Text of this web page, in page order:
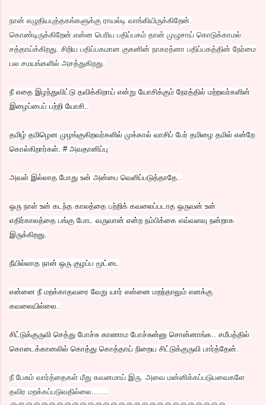
நான் எழுதியபுத்தகங்களுக்கு ராயல்டி வாங்கியிருக்கிறேன்.
கொண்டிருக்கிறேன்.என்ன பெரிய பதிப்பகம் தான் முழுசாய் கொடுக்காமல்
சத்தாய்க்கிறது. சிறிய பதிப்பகமான குகனின் நாகரத்னா பதிப்பகத்தின் நேர்மை
பல சமயங்களில் அசத்துகிறது.
நீ எதை இழந்துவிட்டு தவிக்கிறாய் என்று யோசிக்கும் நேரத்தில் மற்றவர்களின்
இழைப்பைப் பற்றி யோசி..
தமிழ் தமிழென முழங்குகிறவர்களில் முக்கால் வாசிப் பேர் தமிழை தமில் என்றே
கொல்கிறார்கள். # அவதானிப்பு
அவள் இல்லாத போது உன் அன்பை வெளிப்படுத்தாதே..
ஒரு நாள் உன் கடந்த காலத்தை பற்றிக் கவலைப்படாத ஒருவன் உன்
எதிர்காலத்தை பங்கு போட வருவான் என்ற நம்பிக்கை எவ்வளவு நன்றாக
இருக்கிறது.
நீயில்லாத நான் ஒரு குழப்ப மூட்டை
என்னை நீ மறக்காதவரை வேறு யார் என்னை மறந்தாலும் எனக்கு
கவலையில்லை.
சிட்டுக்குருவி செத்து போச்சு காணாம போச்சுன்னு சொன்னாங்க.. சமீபத்தில்
கொடைக்கானலில் கொத்து கொத்தாய் நிறைய சிட்டுக்குருவி பார்த்தேன்.
நீ பேசும் வார்த்தைகள் மீது கவனமாய் இரு. அவை மன்னிக்கப்படுபவைகளே
தவிர மறக்கப்படுவதில்லை.......